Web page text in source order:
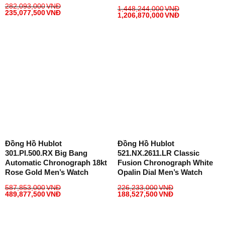
282,093,000VNĐ
235,077,500VNĐ
1,448,244,000VNĐ
1,206,870,000VNĐ
Đồng Hồ Hublot
301.PI.500.RX Big Bang
Automatic Chronograph 18kt
Rose Gold Men’s Watch
587,853,000VNĐ
489,877,500VNĐ
Đồng Hồ Hublot
521.NX.2611.LR Classic
Fusion Chronograph White
Opalin Dial Men’s Watch
226,233,000VNĐ
188,527,500VNĐ